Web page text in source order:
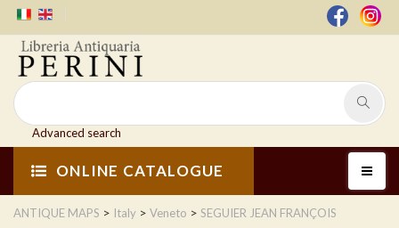
Advanced search
ONLINE CATALOGUE
ANTIQUE MAPS > Italy > Veneto > SEGUIER JEAN FRANÇOIS